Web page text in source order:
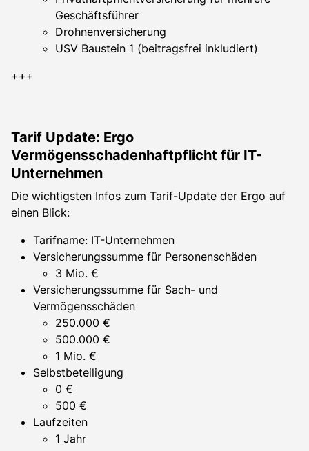
Geschäftsführer
Drohnenversicherung
USV Baustein 1 (beitragsfrei inkludiert)
+++
Tarif Update: Ergo
Vermögensschadenhaftpflicht für IT-
Unternehmen
Die wichtigsten Infos zum Tarif-Update der Ergo auf
einen Blick:
Tarifname: IT-Unternehmen
Versicherungssumme für Personenschäden
3 Mio. €
Versicherungssumme für Sach- und
Vermögensschäden
250.000 €
500.000 €
1 Mio. €
Selbstbeteiligung
0 €
500 €
Laufzeiten
1 Jahr